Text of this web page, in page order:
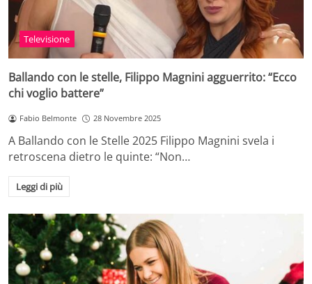
Televisione
Ballando con le stelle, Filippo Magnini agguerrito: “Ecco
chi voglio battere”
Fabio Belmonte 28 Novembre 2025
A Ballando con le Stelle 2025 Filippo Magnini svela i
retroscena dietro le quinte: “Non…
Leggi di più